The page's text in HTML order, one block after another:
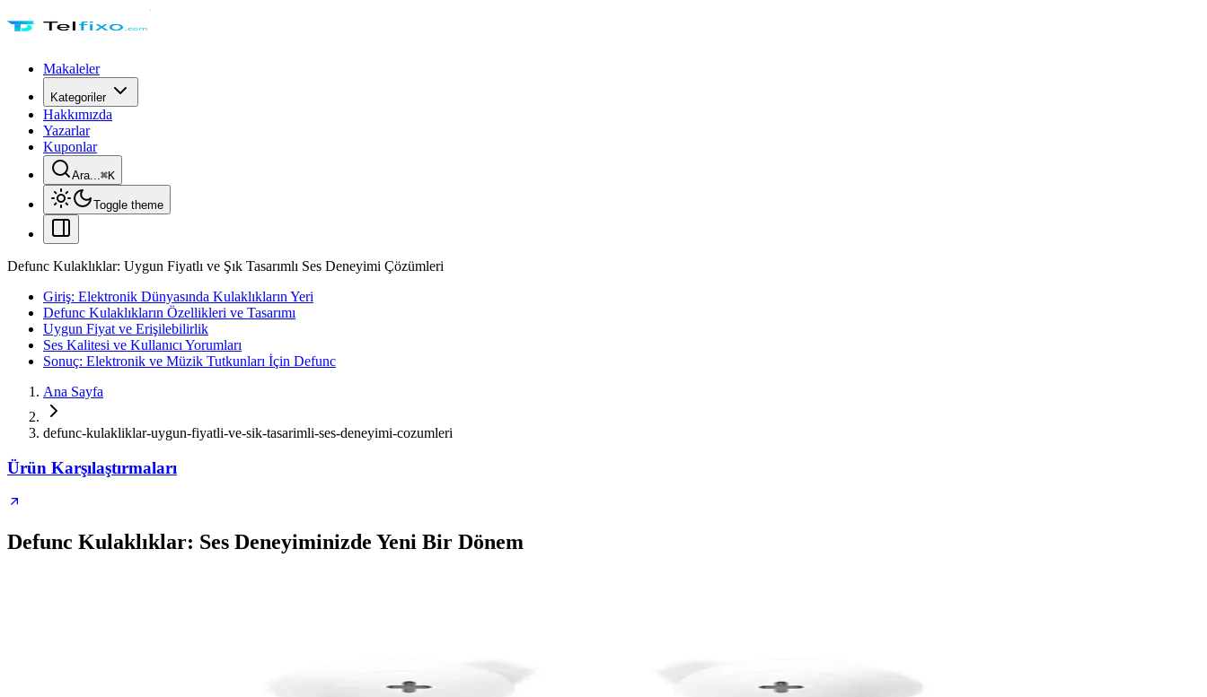
Makaleler
Kategoriler
Hakkımızda
Yazarlar
Kuponlar
Ara...⌘K
Toggle theme
Defunc Kulaklıklar: Uygun Fiyatlı ve Şık Tasarımlı Ses Deneyimi Çözümleri
Giriş: Elektronik Dünyasında Kulaklıkların Yeri
Defunc Kulaklıkların Özellikleri ve Tasarımı
Uygun Fiyat ve Erişilebilirlik
Ses Kalitesi ve Kullanıcı Yorumları
Sonuç: Elektronik ve Müzik Tutkunları İçin Defunc
Ana Sayfa
defunc-kulakliklar-uygun-fiyatli-ve-sik-tasarimli-ses-deneyimi-cozumleri
Ürün Karşılaştırmaları
Defunc Kulaklıklar: Ses Deneyiminizde Yeni Bir Dönem